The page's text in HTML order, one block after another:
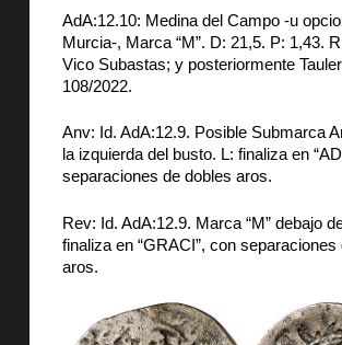
AdA:12.10: Medina del Campo -u
Murcia-, Marca “M”. D: 21,5. P: 1,43.
Vico Subastas; y posteriormente
108/2022.
Anv: Id. AdA:12.9. Posible Submarca
la izquierda del busto. L: finaliza en
separaciones de dobles aros.
Rev: Id. AdA:12.9. Marca “M” debajo
finaliza en “GRACI”, con separaciones
aros.